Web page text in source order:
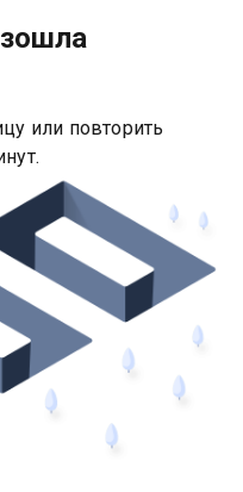
или повторить